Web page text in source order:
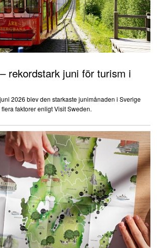
rekordstark juni för turism i
2026 blev den starkaste junimånaden i Sverige
faktorer enligt Visit Sweden.